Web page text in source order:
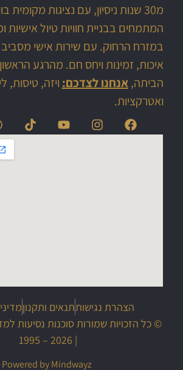
מ30 שנות ניסיון, עם נציגות מקומית
המתמחים בבניית חוויות טיול אישיות
במזרח הרחוק. עם שירות אישי
איכות, זמינות ויחס חם. מהרגע
הביתה,אנחנו לצדכם: ויזה, טיסות,
ואטרקציות.
הצהרת נגישותתנאים ותקנון
| 2026 – 1995
Powered by Mindwayz